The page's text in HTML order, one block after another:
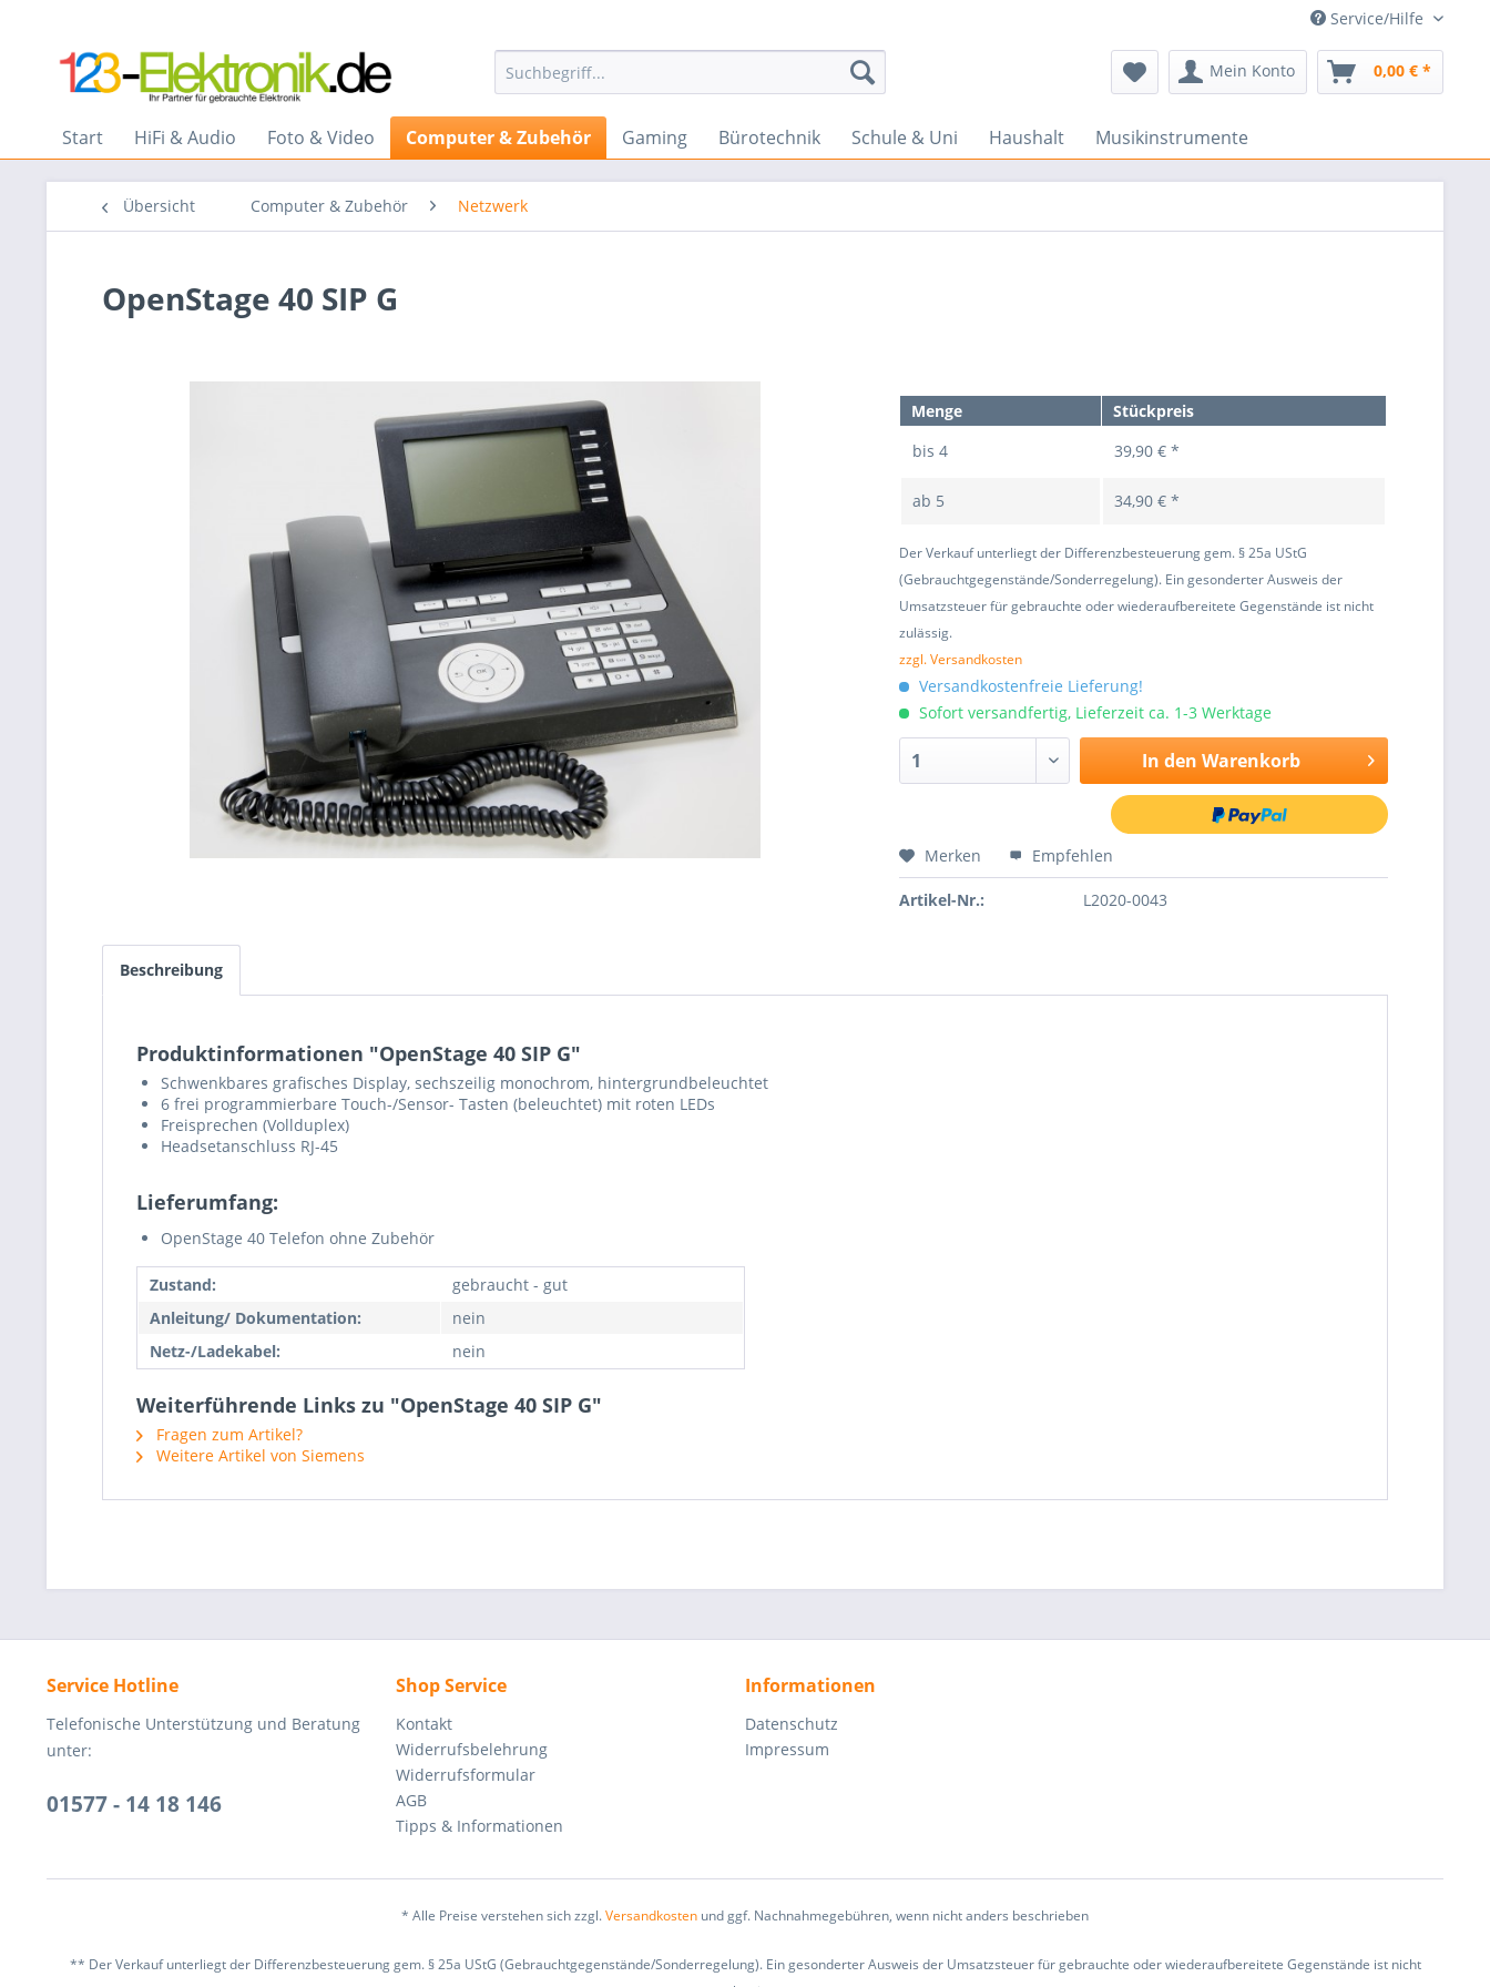
Service/Hilfe
Mein Konto 0,00 € *
Start HiFi & Audio Foto & Video Computer & Zubehör Gaming Bürotechnik Schule & Uni Haushalt Musikinstrumente
Übersicht Computer & Zubehör Netzwerk
OpenStage 40 SIP G
Menge
Stückpreis
bis4 39,90 € *
ab 5 34,90 € *
Der Verkauf unterliegt der Differenzbesteuerung gem. § 25a UStG
(Gebrauchtgegenstände/Sonderregelung). Ein gesonderter Ausweis der
Umsatzsteuer für gebrauchte oder wiederaufbereitete Gegenstände ist nicht
zulässig.
zzgl. Versandkosten
Versandkostenfreie Lieferung!
Sofort versandfertig, Lieferzeit ca. 1-3 Werktage
In den Warenkorb
Merken Empfehlen
Artikel-Nr.: L2020-0043
Beschreibung
Produktinformationen "OpenStage 40 SIP G"
Schwenkbares grafisches Display, sechszeilig monochrom, hintergrundbeleuchtet
6 frei programmierbare Touch-/Sensor- Tasten (beleuchtet) mit roten LEDs
Freisprechen (Vollduplex)
Headsetanschluss RJ-45
Lieferumfang:
OpenStage 40 Telefon ohne Zubehör
Zustand:
gebraucht - gut
Anleitung/ Dokumentation:
nein
Netz-/Ladekabel:
nein
Weiterführende Links zu "OpenStage 40 SIP G"
Fragen zum Artikel?
Weitere Artikel von Siemens
Service Hotline
Telefonische Unterstützung und Beratung
unter:
01577 - 14 18 146
Shop Service
Kontakt
Widerrufsbelehrung
Widerrufsformular
AGB
Tipps & Informationen
Informationen
Datenschutz
Impressum
* Alle Preise verstehen sich zzgl.Versandkosten und ggf. Nachnahmegebühren, wenn nicht anders beschrieben
** Der Verkauf unterliegt der Differenzbesteuerung gem. § 25a UStG (Gebrauchtgegenstände/Sonderregelung). Ein gesonderter Ausweis der Umsatzsteuer für gebrauchte oder wiederaufbereitete Gegenstände ist nicht